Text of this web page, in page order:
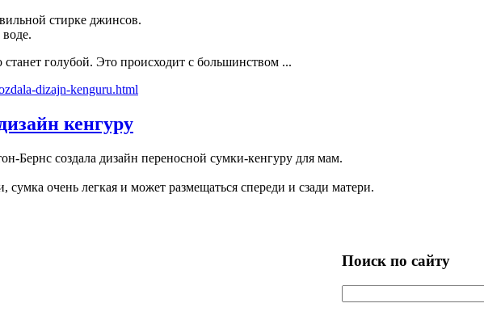
стирке джинсов.
голубой. Это происходит с большинством ...
кенгуру
Бернс создала дизайн переносной сумки-кенгуру для мам.
сумка очень легкая и может размещаться спереди и сзади матери.
Поиск по сайту